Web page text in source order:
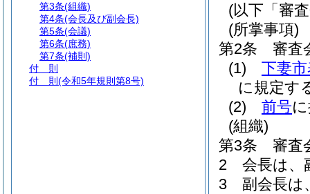
(以下「審
(所掌事項)
第2条
審査
(1)
下妻
に規定す
(2)
前号
(組織)
第3条
審査
2
会長は、
3
副会長は
第3条(組織)
第4条(会長及び副会長)
第5条(会議)
第6条(庶務)
第7条(補則)
付 則
付 則 (令和5年規則第8号)